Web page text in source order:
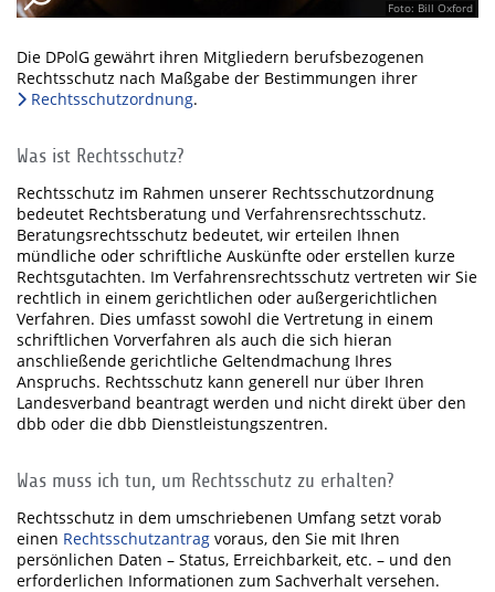
Foto: Bill Oxford
Die DPolG gewährt ihren Mitgliedern berufsbezogenen
Rechtsschutz nach Maßgabe der Bestimmungen ihrer
Rechtsschutzordnung.
Was ist Rechtsschutz?
Rechtsschutz im Rahmen unserer Rechtsschutzordnung
bedeutet Rechtsberatung und Verfahrensrechtsschutz.
Beratungsrechtsschutz bedeutet, wir erteilen Ihnen
mündliche oder schriftliche Auskünfte oder erstellen kurze
Rechtsgutachten. Im Verfahrensrechtsschutz vertreten wir Sie
rechtlich in einem gerichtlichen oder außergerichtlichen
Verfahren. Dies umfasst sowohl die Vertretung in einem
schriftlichen Vorverfahren als auch die sich hieran
anschließende gerichtliche Geltendmachung Ihres
Anspruchs. Rechtsschutz kann generell nur über Ihren
Landesverband beantragt werden und nicht direkt über den
dbb oder die dbb Dienstleistungszentren.
Was muss ich tun, um Rechtsschutz zu erhalten?
Rechtsschutz in dem umschriebenen Umfang setzt vorab
einen Rechtsschutzantrag voraus, den Sie mit Ihren
persönlichen Daten – Status, Erreichbarkeit, etc. – und den
erforderlichen Informationen zum Sachverhalt versehen.